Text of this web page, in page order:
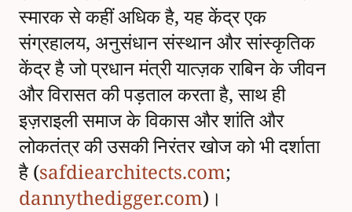
स्मारक से कहीं अधिक है, यह केंद्र एक
संग्रहालय, अनुसंधान संस्थान और सांस्कृतिक
केंद्र है जो प्रधान मंत्री यात्ज़क राबिन के जीवन
और विरासत की पड़ताल करता है, साथ ही
इज़राइली समाज के विकास और शांति और
लोकतंत्र की उसकी निरंतर खोज को भी दर्शाता
है (safdiearchitects.com;
dannythedigger.com)।